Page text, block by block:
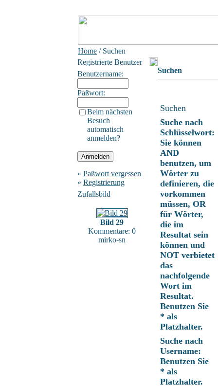
Home / Suchen
Registrierte Benutzer
Benutzername:
Paßwort:
Beim nächsten
Besuch
automatisch
anmelden?
» Paßwort vergessen
» Registrierung
Zufallsbild
Bild 29
Kommentare: 0
mirko-sn
Suchen
Suchen
Suche nach
Schlüsselwort:
Sie können
AND
benutzen, um
Wörter zu
definieren, die
vorkommen
müssen, OR
für Wörter,
die im
Resultat sein
können und
NOT verbietet
das
nachfolgende
Wort im
Resultat.
Benutzen Sie
* als
Platzhalter.
Suche nach
Username:
Benutzen Sie
* als
Platzhalter.